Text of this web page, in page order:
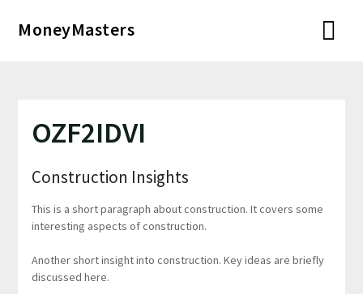
MoneyMasters
OZF2IDVI
Construction Insights
This is a short paragraph about construction. It covers some
interesting aspects of construction.
Another short insight into construction. Key ideas are briefly
discussed here.